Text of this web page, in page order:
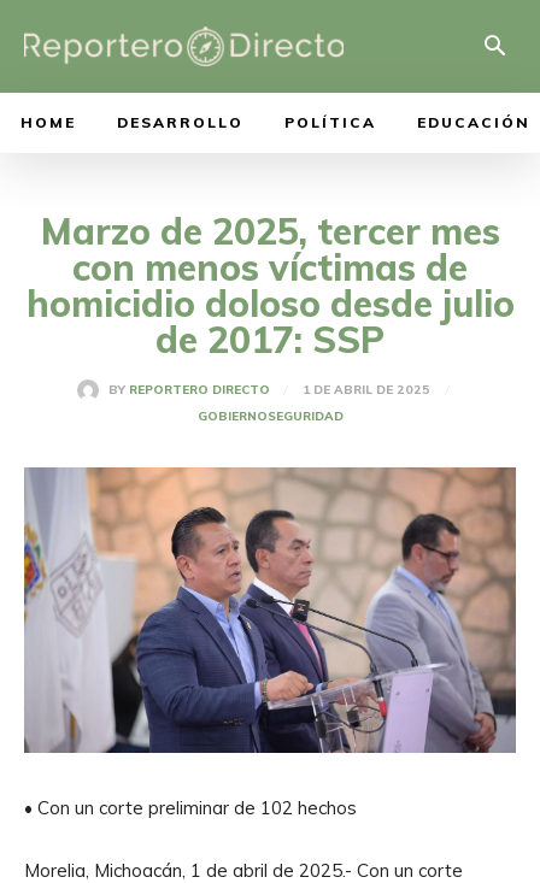
HOME DESARROLLO POLÍTICA EDUCACIÓN
Marzo de 2025, tercer mes
con menos víctimas de
homicidio doloso desde julio
de 2017: SSP
BY REPORTERO DIRECTO
1 DE ABRIL DE 2025
GOBIERNOSEGURIDAD
•⁠ ⁠Con un corte preliminar de 102 hechos
Morelia, Michoacán, 1 de abril de 2025.- Con un corte